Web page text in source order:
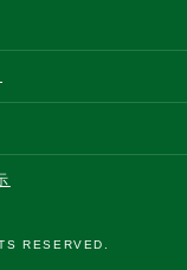
RESERVED.